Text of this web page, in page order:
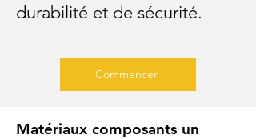
durabilité et de sécurité.
Commencer
Matériaux composants un